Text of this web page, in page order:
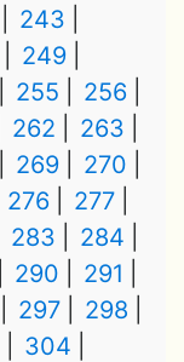
243
249
255
256
262
263
269
270
276
277
283
284
290
291
297
298
304